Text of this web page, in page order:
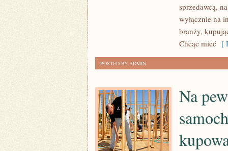
MOŻNA
KUPIĆ
SAMOCHÓD
OKAZUJE
SIĘ
BYĆ
SAMOCHODOWY
sprzedawcą,
wyłącznie na
branży,
Chcąc mieć [
POSTED BY ADMIN
Na